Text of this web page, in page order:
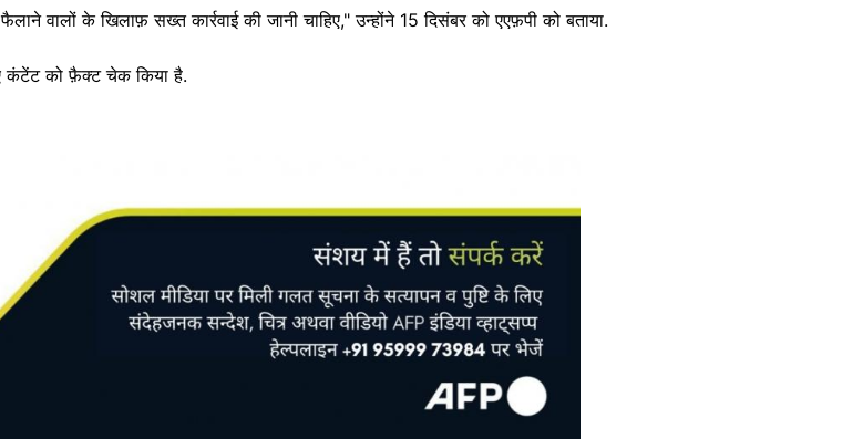
वालों के खिलाफ़ सख्त कार्रवाई की जानी चाहिए," उन्होंने 15 दिसंबर को एएफ़पी को बताया.
कंटेंट को फ़ैक्ट चेक किया है.